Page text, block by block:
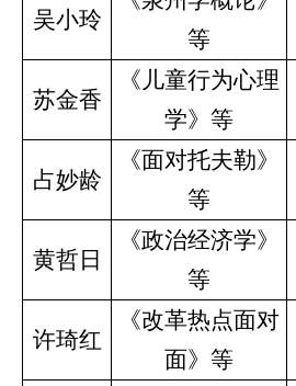
吴小玲
等
苏金香
《儿童行为心理
学》等
占妙龄
《面对托夫勒》
等
黄哲日
《政治经济学》
等
许琦红
《改革热点面对
面》等